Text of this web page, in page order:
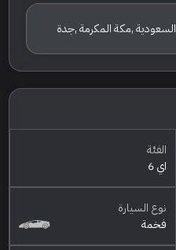
السعودية ,مكة المكرمة ,جدة
الفئة
اي 6
نوع السيارة
فخمة